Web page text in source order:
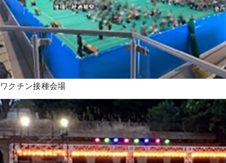
ワクチン接種会場